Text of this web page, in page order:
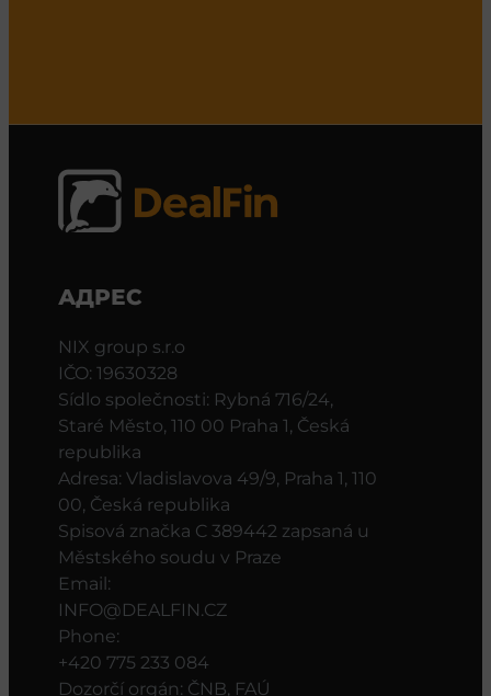
АДРЕС
NIX group s.r.o
IČO: 19630328
Sídlo společnosti: Rybná 716/24,
Staré Město, 110 00 Praha 1, Česká
republika
Adresa: Vladislavova 49/9, Praha 1, 110
00, Česká republika
Spisová značka C 389442 zapsaná u
Městského soudu v Praze
Email:
INFO@DEALFIN.CZ
Phone:
+420 775 233 084
Dozorčí orgán: ČNB, FAÚ